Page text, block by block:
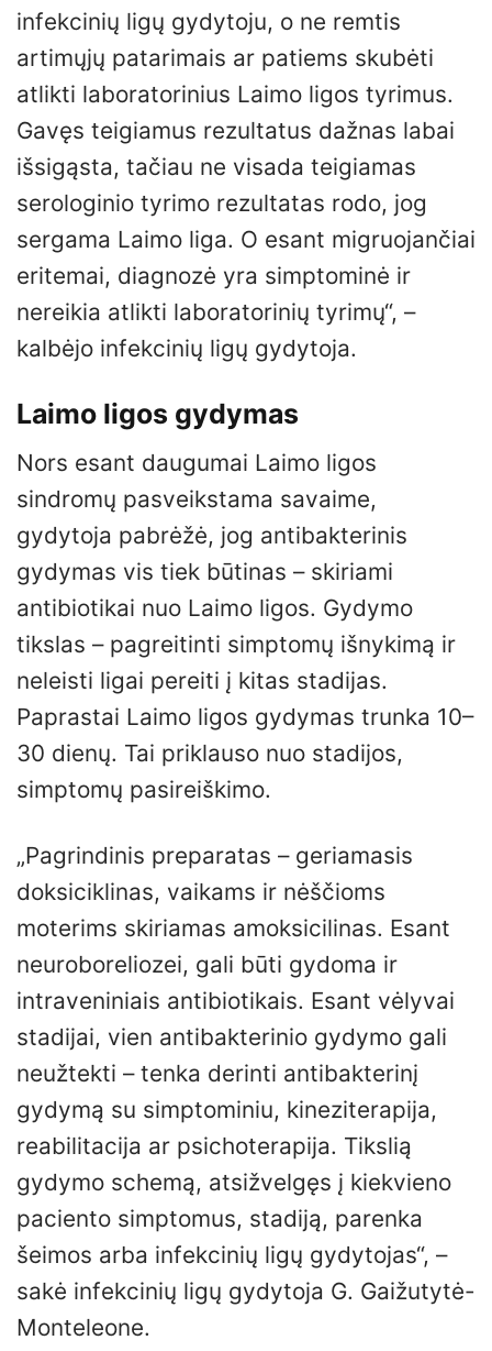
infekcinių ligų gydytoju, o ne remtis
artimųjų patarimais ar patiems skubėti
atlikti laboratorinius Laimo ligos tyrimus.
Gavęs teigiamus rezultatus dažnas labai
išsigąsta, tačiau ne visada teigiamas
serologinio tyrimo rezultatas rodo, jog
sergama Laimo liga. O esant migruojančiai
eritemai, diagnozė yra simptominė ir
nereikia atlikti laboratorinių tyrimų“, –
kalbėjo infekcinių ligų gydytoja.
Laimo ligos gydymas
Nors esant daugumai Laimo ligos
sindromų pasveikstama savaime,
gydytoja pabrėžė, jog antibakterinis
gydymas vis tiek būtinas – skiriami
antibiotikai nuo Laimo ligos. Gydymo
tikslas – pagreitinti simptomų išnykimą ir
neleisti ligai pereiti į kitas stadijas.
Paprastai Laimo ligos gydymas trunka 10–
30 dienų. Tai priklauso nuo stadijos,
simptomų pasireiškimo.
„Pagrindinis preparatas – geriamasis
doksiciklinas, vaikams ir nėščioms
moterims skiriamas amoksicilinas. Esant
neuroboreliozei, gali būti gydoma ir
intraveniniais antibiotikais. Esant vėlyvai
stadijai, vien antibakterinio gydymo gali
neužtekti – tenka derinti antibakterinį
gydymą su simptominiu, kineziterapija,
reabilitacija ar psichoterapija. Tikslią
gydymo schemą, atsižvelgęs į kiekvieno
paciento simptomus, stadiją, parenka
šeimos arba infekcinių ligų gydytojas“, –
sakė infekcinių ligų gydytoja G. Gaižutytė-
Monteleone.